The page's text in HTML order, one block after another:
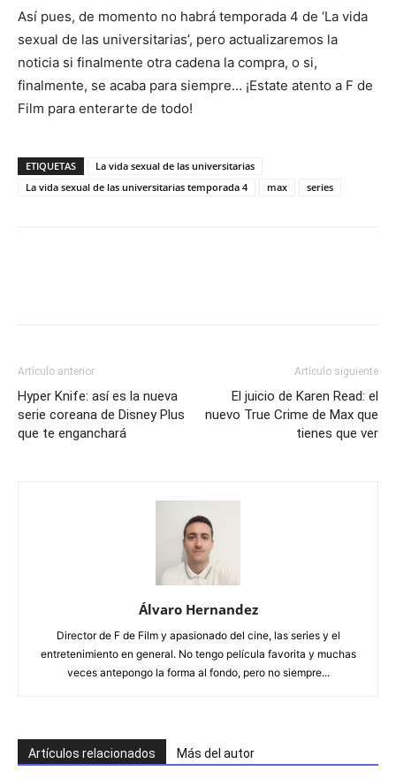
Así pues, de momento no habrá temporada 4 de ‘La vida
sexual de las universitarias’, pero actualizaremos la
noticia si finalmente otra cadena la compra, o si,
finalmente, se acaba para siempre… ¡Estate atento a F de
Film para enterarte de todo!
ETIQUETAS
La vida sexual de las universitarias
La vida sexual de las universitarias temporada 4
max series
Artículo anterior
Hyper Knife: así es la nueva
serie coreana de Disney Plus
que te enganchará
Artículo siguiente
El juicio de Karen Read: el
nuevo True Crime de Max que
tienes que ver
Álvaro Hernandez
Director de F de Film y apasionado del cine, las series y el
entretenimiento en general. No tengo película favorita y muchas
veces antepongo la forma al fondo, pero no siempre...
Artículos relacionados Más del autor